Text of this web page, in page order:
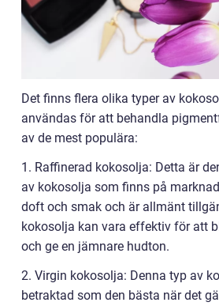
Det finns flera olika typer av
användas för att behandla
av de mest populära:
1. Raffinerad kokosolja: Detta är
av kokosolja som finns på
doft och smak och är allmänt
kokosolja kan vara effektiv för att
och ge en jämnare hudton.
2. Virgin kokosolja: Denna typ av
betraktad som den bästa när det